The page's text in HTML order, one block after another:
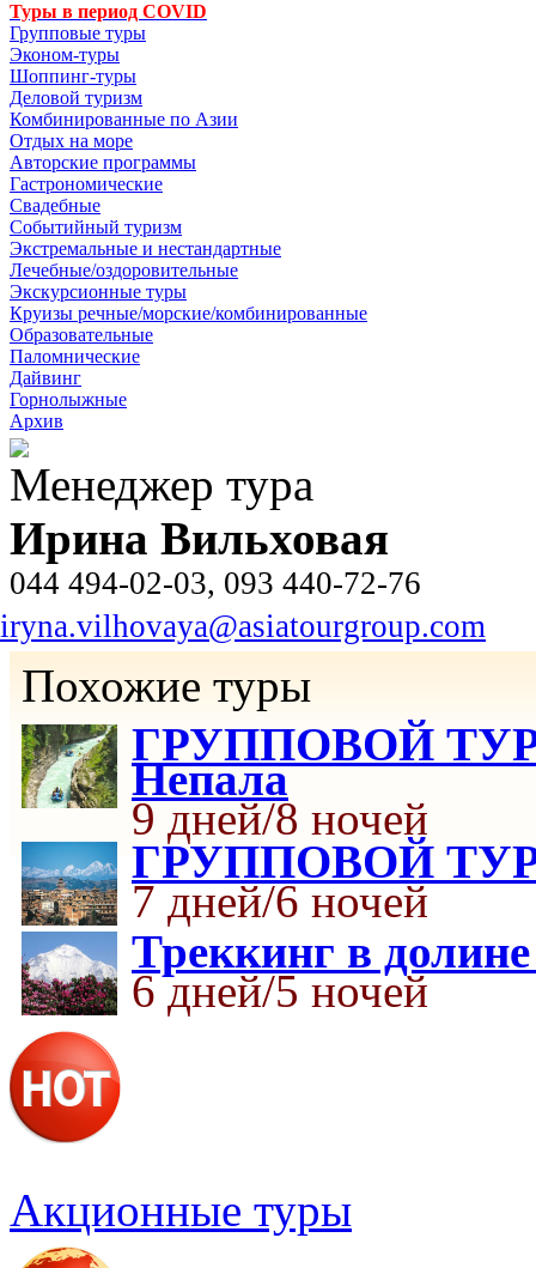
Туры в период COVID
Групповые туры
Эконом-туры
Шоппинг-туры
Деловой туризм
Комбинированные по Азии
Отдых на море
Авторские программы
Гастрономические
Свадебные
Событийный туризм
Экстремальные и нестандартные
Лечебные/оздоровительные
Экскурсионные туры
Круизы речные/морские/комбинированные
Образовательные
Паломнические
Дайвинг
Горнолыжные
Архив
Менеджер тура
Ирина Вильховая
044 494-02-03, 093 440-72-76
iryna.vilhovaya@asiatourgroup.com
Похожие туры
ГРУППОВОЙ ТУР
Непала
9 дней/8 ночей
ГРУППОВОЙ ТУР
7 дней/6 ночей
Треккинг в
6 дней/5 ночей
Акционные туры